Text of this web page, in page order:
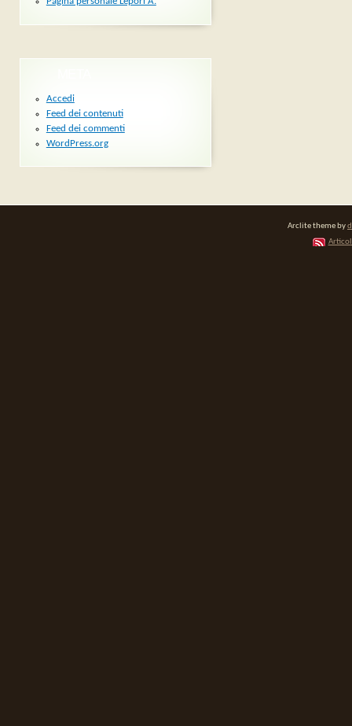
Accedi
Feed dei contenuti
Feed dei commenti
WordPress.org
Arclite theme by